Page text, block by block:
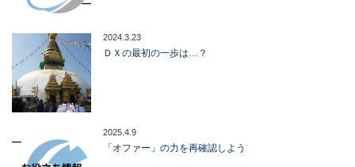
2024.3.23
ＤＸの最初の一歩は…？
2025.4.9
「オファー」の力を再確認しよう